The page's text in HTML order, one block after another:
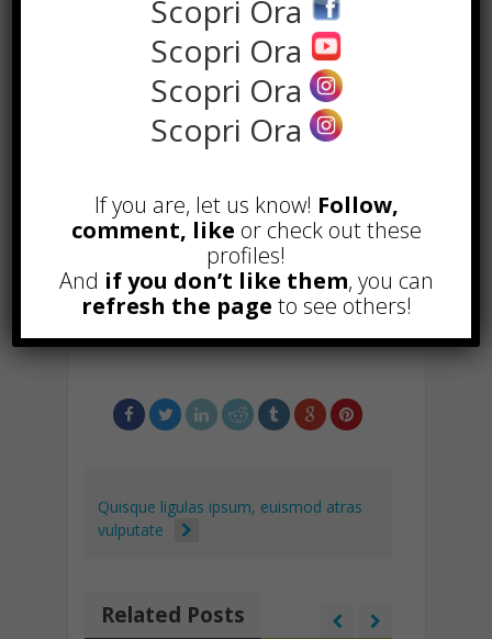
sagittis. Nullam eget elit ante.
Pellentesque justo urna, semper nec
faucibus sit amet, aliquam at mi.
Maecenas eget diam nec mi
dignissim pharetra.
F
ac
e
b
o
o
k
W
h
at
s
A
p
p
X T
el
e
gr
a
m
Li
n
k
e
dI
n
S
n
a
p
c
h
at
G
m
ai
l
E
m
ai
l
C
o
p
y
Li
n
C
o
n
di
vi
di
Quisque ligulas ipsum, euismod atras
vulputate
Related Posts
Scopri Ora
Scopri Ora
Scopri Ora
Scopri Ora
If you are, let us know! Follow,
comment, like or check out these
profiles!
And if you don’t like them, you can
refresh the page to see others!